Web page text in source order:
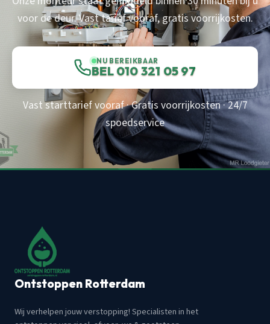
voor de deur. Vast tarief vooraf, gratis voorrijkosten.
NU BEREIKBAAR
BEL 010 321 05 97
Vast starttarief vooraf · Gratis voorrijkosten · 24/7
spoedservice
Ontstoppen Rotterdam
Wij verhelpen jouw verstopping! Specialisten in het